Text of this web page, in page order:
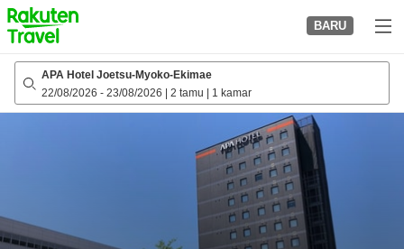
to
top
page
BARU
APA Hotel Joetsu-Myoko-Ekimae
22/08/2026 - 23/08/2026 2 tamu 1 kamar